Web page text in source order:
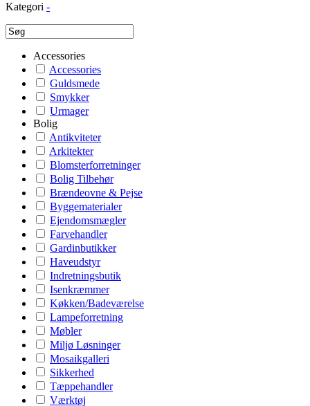
Kategori -
Accessories
Accessories
Guldsmede
Smykker
Urmager
Bolig
Antikviteter
Arkitekter
Blomsterforretninger
Bolig Tilbehør
Brændeovne & Pejse
Byggematerialer
Ejendomsmægler
Farvehandler
Gardinbutikker
Haveudstyr
Indretningsbutik
Isenkræmmer
Køkken/Badeværelse
Lampeforretning
Møbler
Miljø Løsninger
Mosaikgalleri
Sikkerhed
Tæppehandler
Værktøj